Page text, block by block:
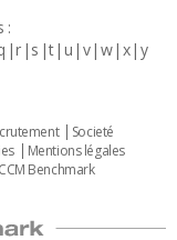
:
r s t u v w x y
Societé
Mentions légales
Benchmark